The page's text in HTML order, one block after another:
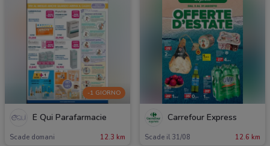
-1 GIORNO
É Qui Parafarmacie
Scade domani 12.3 km
Carrefour Express
Scade il 31/08 12.6 km